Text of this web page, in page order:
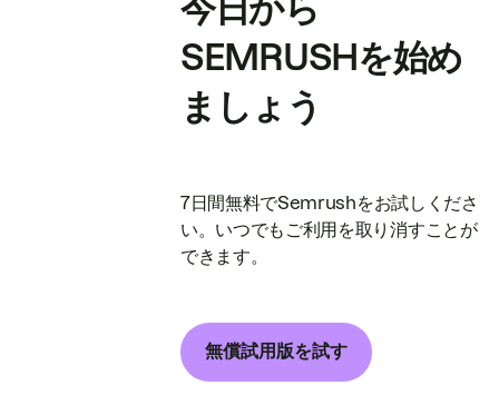
今日から
SEMRUSHを始め
ましょう
7日間無料でSemrushをお試しくださ
い。いつでもご利用を取り消すことが
できます。
無償試用版を試す